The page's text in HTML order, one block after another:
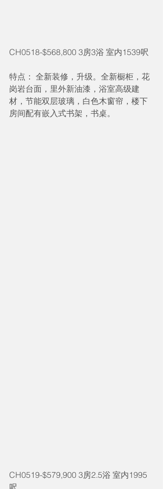
CH0518-$568,800 3房3浴 室内1539呎
特点： 全新装修，升级。全新橱柜，花
岗岩台面，里外新油漆，浴室高级建
材，节能双层玻璃，白色木窗帘，楼下
房间配有嵌入式书架，书桌。
CH0519-$579,900 3房2.5浴 室内1995